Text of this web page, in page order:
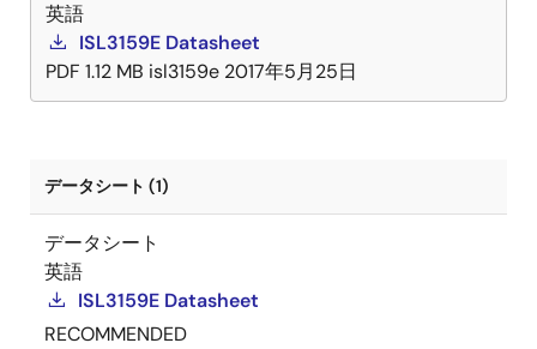
英語
ISL3159E Datasheet
PDF 1.12 MB isl3159e 2017年5月25日
データシート (1)
データシート
英語
ISL3159E Datasheet
RECOMMENDED